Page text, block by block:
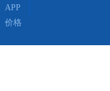
APP
价格